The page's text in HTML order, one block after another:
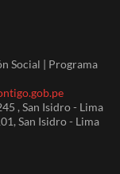
Social | Programa
, San Isidro - Lima
San Isidro - Lima